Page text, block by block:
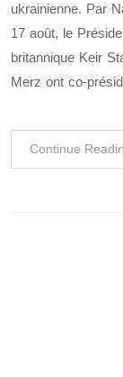
ukrainienne. Par
17 août, le
britannique Keir
Merz ont co-
Continue